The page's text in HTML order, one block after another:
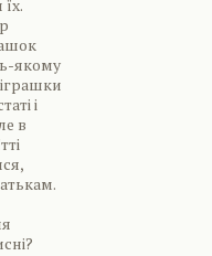
якому
і
в